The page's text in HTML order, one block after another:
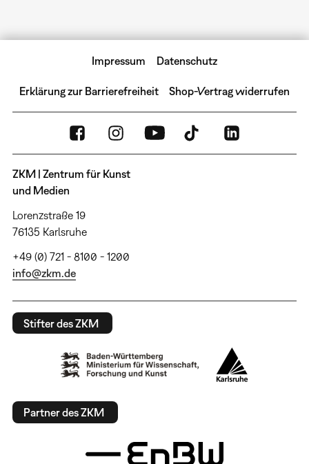
Impressum Datenschutz
Erklärung zur Barrierefreiheit Shop-Vertrag widerrufen
ZKM | Zentrum für Kunst
und Medien
Lorenzstraße 19
76135 Karlsruhe
+49 (0) 721 - 8100 - 1200
info@zkm.de
Stifter des ZKM
Partner des ZKM